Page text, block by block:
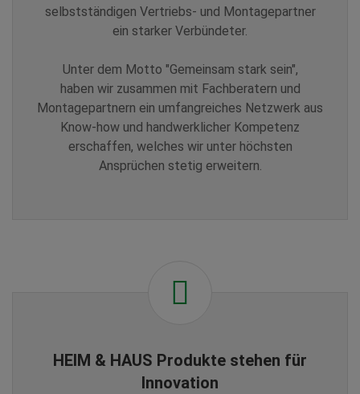
selbstständigen Vertriebs- und Montagepartner
ein starker Verbündeter.
Unter dem Motto "Gemeinsam stark sein",
haben wir zusammen mit Fachberatern und
Montagepartnern ein umfangreiches Netzwerk aus
Know-how und handwerklicher Kompetenz
erschaffen, welches wir unter höchsten
Ansprüchen stetig erweitern.
HEIM & HAUS Produkte stehen für
Innovation